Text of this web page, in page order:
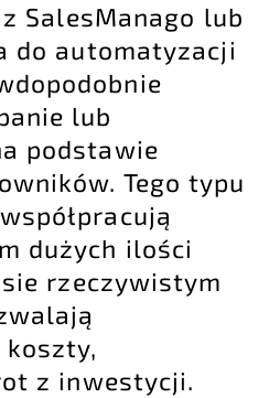
SalesManago lub
do automatyzacji
lub
podstawie
Tego typu
dużych ilości
rzeczywistym
z inwestycji.